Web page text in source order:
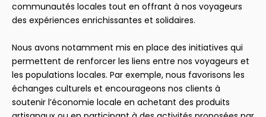
communautés locales tout en offrant à nos voyageurs
des expériences enrichissantes et solidaires.
Nous avons notamment mis en place des initiatives qui
permettent de renforcer les liens entre nos voyageurs et
les populations locales. Par exemple, nous favorisons les
échanges culturels et encourageons nos clients à
soutenir l’économie locale en achetant des produits